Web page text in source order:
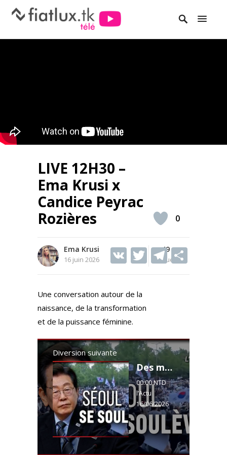
LIVE 12H30 –
Ema Krusi x
Candice Peyrac
Rozières
Ema Krusi
16 juin 2026
49
Vues
V T T
m
0
Une conversation autour de la
naissance, de la transformation
et de la puissance féminine.
Diversion suivante
Des milliers d'électeurs empêchés de voter. Pékin impliqué ?
00:00 NTD
l’Actu
16/06/2026
00:15 Corée
scandale
électoral